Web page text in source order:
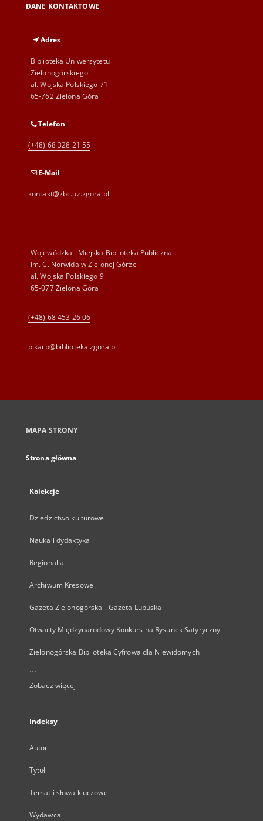
DANE KONTAKTOWE
Adres
Biblioteka Uniwersytetu
Zielonogórskiego
al. Wojska Polskiego 71
65-762 Zielona Góra
Telefon
(+48) 68 328 21 55
E-Mail
kontakt@zbc.uz.zgora.pl
Wojewódzka i Miejska Biblioteka Publiczna
im. C. Norwida w Zielonej Górze
al. Wojska Polskiego 9
65-077 Zielona Góra
(+48) 68 453 26 06
p.karp@biblioteka.zgora.pl
MAPA STRONY
Strona główna
Kolekcje
Dziedzictwo kulturowe
Nauka i dydaktyka
Regionalia
Archiwum Kresowe
Gazeta Zielonogórska - Gazeta Lubuska
Otwarty Międzynarodowy Konkurs na Rysunek Satyryczny
Zielonogórska Biblioteka Cyfrowa dla Niewidomych
...
Zobacz więcej
Indeksy
Autor
Tytuł
Temat i słowa kluczowe
Wydawca